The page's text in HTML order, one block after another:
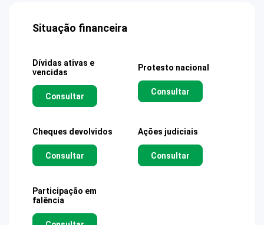
Situação financeira
Dívidas ativas e
vencidas
Consultar
Protesto nacional
Consultar
Cheques devolvidos
Consultar
Ações judiciais
Consultar
Participação em
falência